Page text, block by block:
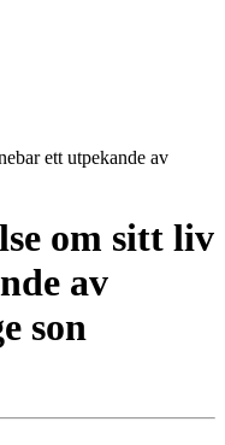
ett utpekande av
om sitt liv
av
son